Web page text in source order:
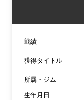
戦績
獲得タイトル
所属・ジム
生年月日